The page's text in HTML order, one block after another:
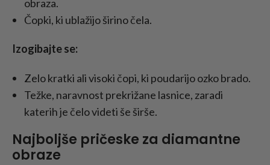
obraza.
Čopki, ki ublažijo širino čela.
Izogibajte se:
Zelo kratki ali visoki čopi, ki poudarijo ozko brado.
Težke, naravnost prekrižane lasnice, zaradi
katerih je čelo videti še širše.
Najboljše pričeske za diamantne
obraze